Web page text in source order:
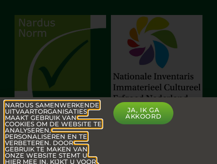
NARDUS SAMENWERKENDE
UITVAARTORGANISATIES
MAAKT GEBRUIK VAN
COOKIES OM DE WEBSITE TE
ANALYSEREN,
PERSONALISEREN EN TE
VERBETEREN. DOOR
GEBRUIK TE MAKEN VAN
ONZE WEBSITE STEMT U
HIER MEE IN. KIJKT U VOOR
JA, IK GA
AKKOORD